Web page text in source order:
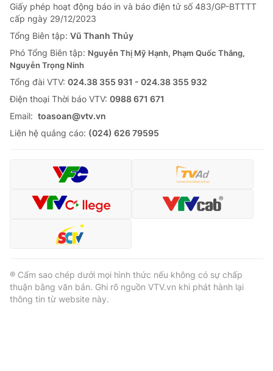
Giấy phép hoạt động báo in và báo điện tử số 483/GP-BTTTT
cấp ngày 29/12/2023
Tổng Biên tập: Vũ Thanh Thủy
Phó Tổng Biên tập: Nguyễn Thị Mỹ Hạnh, Phạm Quốc Thắng,
Nguyễn Trọng Ninh
Tổng đài VTV: 024.38 355 931 - 024.38 355 932
Ðiện thoại Thời báo VTV: 0988 671 671
Email: toasoan@vtv.vn
Liên hệ quảng cáo: (024) 626 79595
® Cấm sao chép dưới mọi hình thức nếu không có sự chấp
thuận bằng văn bản. Ghi rõ nguồn VTV.vn khi phát hành lại
thông tin từ website này.